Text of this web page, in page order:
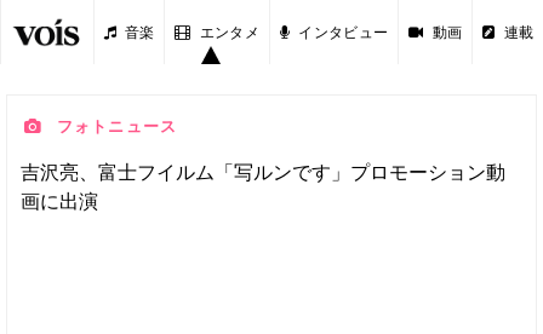
音楽 エンタメ インタビュー 動画 連載
フォトニュース
吉沢亮、富士フイルム「写ルンです」プロモーション動
画に出演